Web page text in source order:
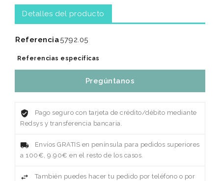
Detalles del producto
Referencia5792.05
Referencias específicas
Pregúntanos
Pago seguro con tarjeta de crédito/débito mediante
Redsys y transferencia bancaria.
Envíos GRATIS en península para pedidos superiores
a 100€, 9.90€ en el resto de los casos.
También puedes hacer tu pedido por teléfono o por